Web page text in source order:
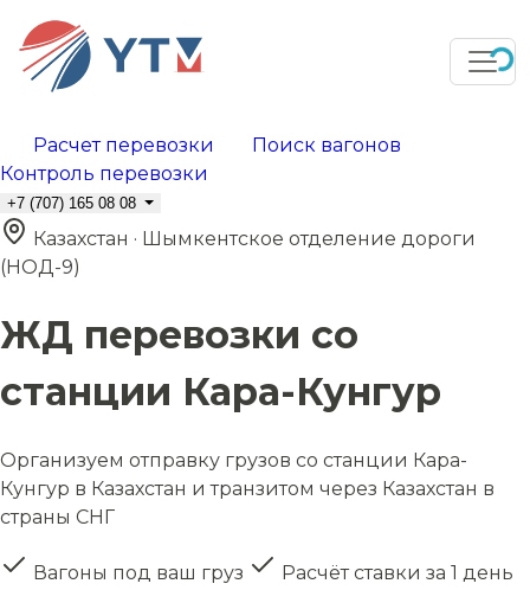
Расчет перевозки
Поиск вагонов
Контроль перевозки
+7 (707) 165 08 08
Казахстан · Шымкентское отделение дороги
(НОД-9)
ЖД перевозки со
станции Кара-Кунгур
Организуем отправку грузов со станции Кара-
Кунгур в Казахстан и транзитом через Казахстан в
страны СНГ
Вагоны под ваш груз
Расчёт ставки за 1 день